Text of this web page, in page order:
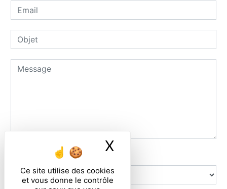
Ce site utilise des cookies
et vous donne le contrôle
X
Combien font six plus dix